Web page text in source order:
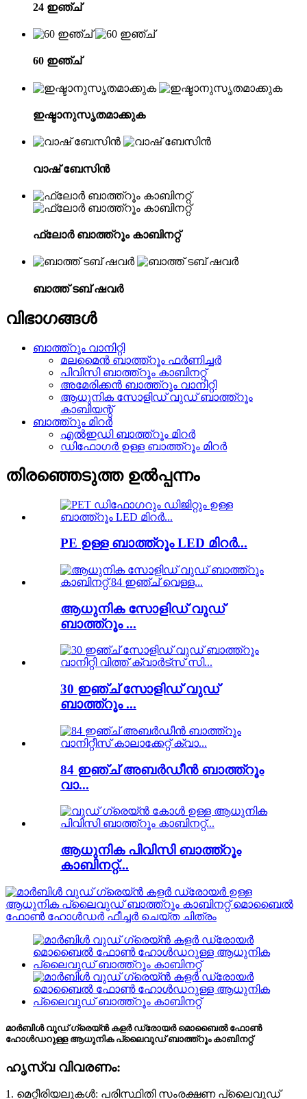
24 ഇഞ്ച്
60 ഇഞ്ച്
ഇഷ്ടാനുസൃതമാക്കുക
വാഷ് ബേസിൻ
ഫ്ലോർ ബാത്ത്റൂം കാബിനറ്റ്
ബാത്ത് ടബ് ഷവർ
വിഭാഗങ്ങൾ
ബാത്ത്റൂം വാനിറ്റി
മലമൈൻ ബാത്ത്റൂം ഫർണിച്ചർ
പിവിസി ബാത്ത്റൂം കാബിനറ്റ്
അമേരിക്കൻ ബാത്ത്റൂം വാനിറ്റി
ആധുനിക സോളിഡ് വുഡ് ബാത്ത്റൂം
കാബിയന്റ്
ബാത്ത്റൂം മിറർ
എൽഇഡി ബാത്ത്റൂം മിറർ
ഡിഫോഗർ ഉള്ള ബാത്ത്റൂം മിറർ
തിരഞ്ഞെടുത്ത ഉൽപ്പന്നം
PE ഉള്ള ബാത്ത്റൂം LED മിറർ...
ആധുനിക സോളിഡ് വുഡ്
ബാത്ത്റൂം ...
30 ഇഞ്ച് സോളിഡ് വുഡ്
ബാത്ത്റൂം ...
84 ഇഞ്ച് അബർഡീൻ ബാത്ത്റൂം
വാ...
ആധുനിക പിവിസി ബാത്ത്റൂം
കാബിനറ്റ്...
മാർബിൾ വുഡ് ഗ്രെയ്ൻ കളർ ഡ്രോയർ മൊബൈൽ ഫോൺ
ഹോൾഡറുള്ള ആധുനിക പ്ലൈവുഡ് ബാത്ത്റൂം കാബിനറ്റ്
ഹൃസ്വ വിവരണം:
1. മെറ്റീരിയലുകൾ: പരിസ്ഥിതി സംരക്ഷണ പ്ലൈവുഡ്